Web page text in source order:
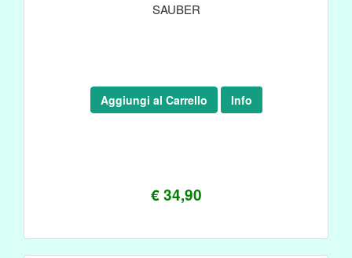
SAUBER
€ 34,90
Aggiungi al Carrello Info